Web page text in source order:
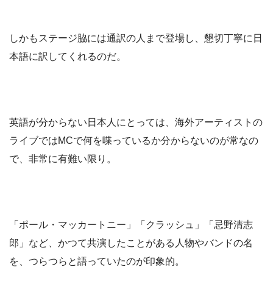
しかもステージ脇には通訳の人まで登場し、懇切丁寧に日
本語に訳してくれるのだ。
英語が分からない日本人にとっては、海外アーティストの
ライブではMCで何を喋っているか分からないのが常なの
で、非常に有難い限り。
「ポール・マッカートニー」「クラッシュ」「忌野清志
郎」など、かつて共演したことがある人物やバンドの名
を、つらつらと語っていたのが印象的。